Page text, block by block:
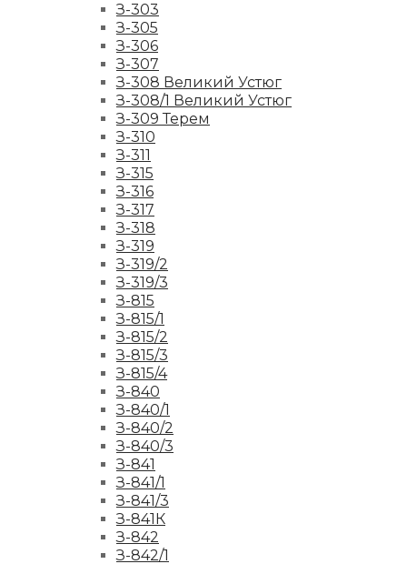
З-303
З-305
З-306
З-307
З-308 Великий Устюг
З-308/1 Великий Устюг
З-309 Терем
З-310
З-311
З-315
З-316
З-317
З-318
З-319
З-319/2
З-319/3
З-815
З-815/1
З-815/2
З-815/3
З-815/4
З-840
З-840/1
З-840/2
З-840/3
З-841
З-841/1
З-841/3
З-841К
З-842
З-842/1